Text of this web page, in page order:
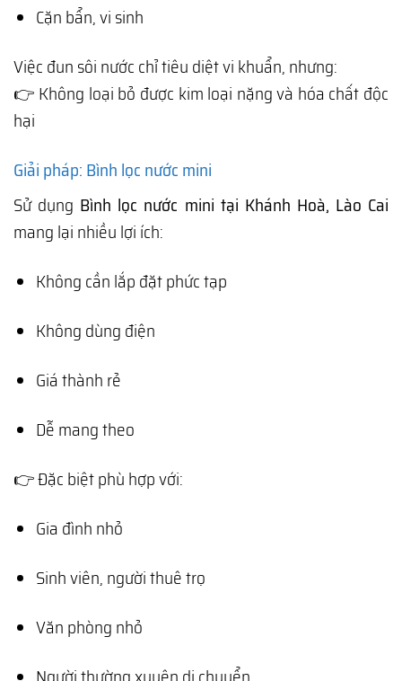
Cặn bẩn, vi sinh
Việc đun sôi nước chỉ tiêu diệt vi khuẩn, nhưng:
👉 Không loại bỏ được kim loại nặng và hóa chất độc
hại
Giải pháp: Bình lọc nước mini
Sử dụng Bình lọc nước mini tại Khánh Hoà, Lào Cai
mang lại nhiều lợi ích:
Không cần lắp đặt phức tạp
Không dùng điện
Giá thành rẻ
Dễ mang theo
👉 Đặc biệt phù hợp với:
Gia đình nhỏ
Sinh viên, người thuê trọ
Văn phòng nhỏ